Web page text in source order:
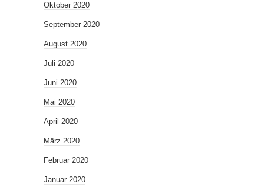
Oktober 2020
September 2020
August 2020
Juli 2020
Juni 2020
Mai 2020
April 2020
März 2020
Februar 2020
Januar 2020